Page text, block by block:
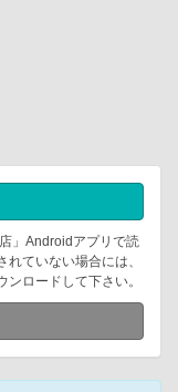
」Androidアプリで読
ていない場合には、
ロードして下さい。